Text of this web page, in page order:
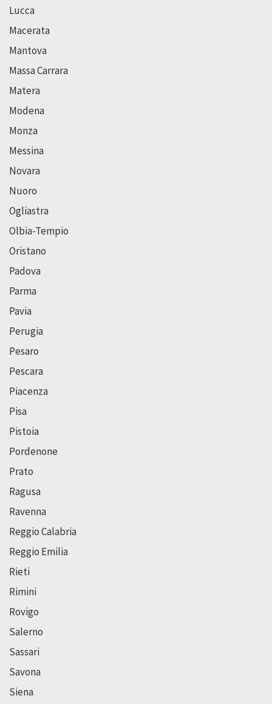
Lucca
Macerata
Mantova
Massa Carrara
Matera
Modena
Monza
Messina
Novara
Nuoro
Ogliastra
Olbia-Tempio
Oristano
Padova
Parma
Pavia
Perugia
Pesaro
Pescara
Piacenza
Pisa
Pistoia
Pordenone
Prato
Ragusa
Ravenna
Reggio Calabria
Reggio Emilia
Rieti
Rimini
Rovigo
Salerno
Sassari
Savona
Siena